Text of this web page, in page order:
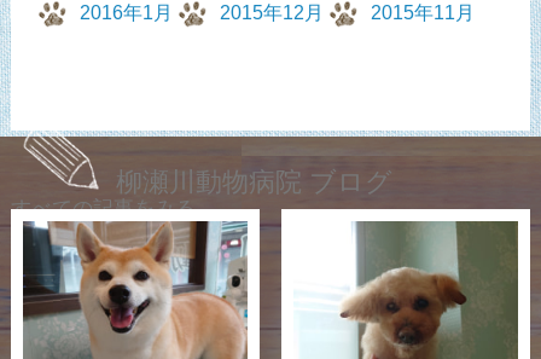
2016年1月 2015年12月 2015年11月
柳瀬川動物病院 ブログ
すべての記事をみる